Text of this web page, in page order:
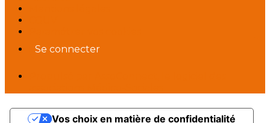
Se connecter
Vos choix en matière de confidentialité